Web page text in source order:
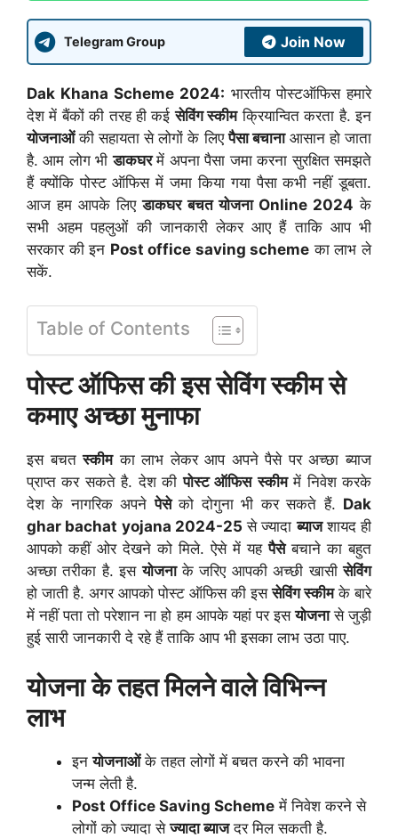
Telegram Group Join Now
Dak Khana Scheme 2024: भारतीय पोस्टऑफिस हमारे
देश में बैंकों की तरह ही कईसेविंग स्कीमक्रियान्वित करता है. इन
योजनाओंकी सहायता से लोगों के लिएपैसा बचानाआसान हो जाता
है. आम लोग भीडाकघरमें अपना पैसा जमा करना सुरक्षित समझते
हैं क्योंकि पोस्ट ऑफिस में जमा किया गया पैसा कभी नहीं डूबता.
आज हम आपके लिएडाकघर बचत योजना Online 2024 के
सभी अहम पहलुओं की जानकारी लेकर आए हैं ताकि आप भी
सरकार की इन Post office saving scheme का लाभ ले
सकें.
Table of Contents
पोस्ट ऑफिस की इस सेविंग स्कीम से
कमाए अच्छा मुनाफा
इस बचतस्कीमका लाभ लेकर आप अपने पैसे पर अच्छा ब्याज
प्राप्त कर सकते है. देश कीपोस्ट ऑफिस स्कीममें निवेश करके
देश के नागरिक अपनेपेसेको दोगुना भी कर सकते हैं. Dak
ghar bachat yojana 2024-25 से ज्यादाब्याजशायद ही
आपको कहीं ओर देखने को मिले. ऐसे में यहपैसेबचाने का बहुत
अच्छा तरीका है. इसयोजनाके जरिए आपकी अच्छी खासीसेविंग
हो जाती है. अगर आपको पोस्ट ऑफिस की इससेविंग स्कीमके बारे
में नहीं पता तो परेशान ना हो हम आपके यहां पर इसयोजनासे जुड़ी
हुई सारी जानकारी दे रहे हैं ताकि आप भी इसका लाभ उठा पाए.
योजना के तहत मिलने वाले विभिन्न
लाभ
इनयोजनाओंके तहत लोगों में बचत करने की भावना
जन्म लेती है.
Post Office Saving Scheme में निवेश करने से
लोगों को ज्यादा सेज्यादा ब्याजदर मिल सकती है.